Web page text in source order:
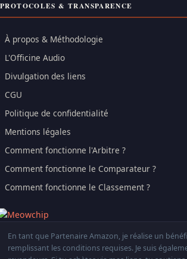
PROTOCOLES & TRANSPARENCE
À propos & Méthodologie
L'Officine Audio
Divulgation des liens
CGU
Politique de confidentialité
Mentions légales
Comment fonctionne l'Arbitre ?
Comment fonctionne le Comparateur ?
Comment fonctionne le Classement ?
En tant que Partenaire Amazon, je réalise un
remplissant les conditions requises. Je suis